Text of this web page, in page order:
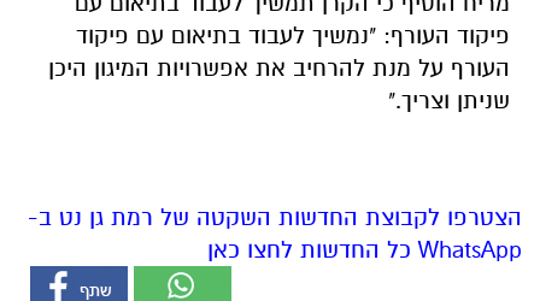
פיקוד העורף: "נמשיך לעבוד בתיאום עם פיקוד
העורף על מנת להרחיב את אפשרויות המיגון היכן
שניתן וצריך."
הצטרפו לקבוצת החדשות השקטה של רמת גן נט ב-
WhatsApp כל החדשות לחצו כאן